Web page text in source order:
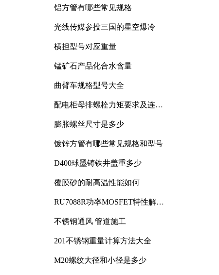
铝方管有哪些常见规格
光线传媒参投三国的星空爆冷
横担型号对应重量
锰矿石产品化合水含量
曲臂车规格型号大全
配电柜母排螺栓力矩要求及连接
膨胀螺丝尺寸是多少
镀锌方管有哪些常见规格和型号
D400球墨铸铁井盖重多少
覆膜砂的耐高温性能如何
RU7088R功率MOSFET特性解析
不锈钢通风 管道施工
201不锈钢重量计算方法大全
M20螺纹大径和小径是多少